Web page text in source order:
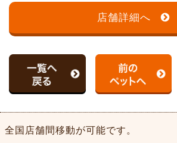
店舗詳細へ
全国店舗間移動が可能です。